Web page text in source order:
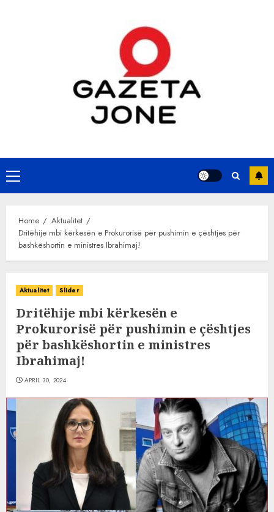
Primary
Menu
Home
Aktualitet
Dritëhije mbi kërkesën e Prokurorisë për pushimin e çështjes për
bashkëshortin e ministres Ibrahimaj!
Aktualitet Slider
Dritëhije mbi kërkesën e
Prokurorisë për pushimin e çështjes
për bashkëshortin e ministres
Ibrahimaj!
APRIL 30, 2024